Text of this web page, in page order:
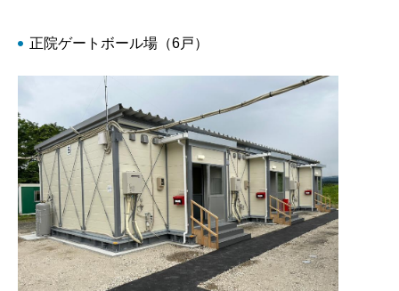
正院ゲートボール場（6戸）